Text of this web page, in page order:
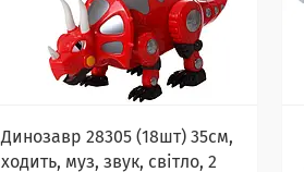
Динозавр 28305 (18шт) 35см,
ходить, муз, звук, світло, 2